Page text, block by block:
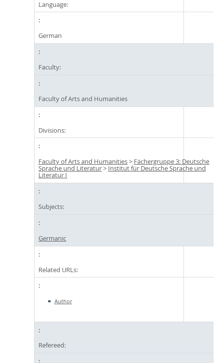
Language:
German
Faculty:
Faculty of Arts and Humanities
Divisions:
Faculty of Arts and Humanities> Fächergruppe 3: Deutsche
Sprache und Literatur> Institut für Deutsche Sprache und
Literatur I
Subjects:
Germanic
Related URLs:
Author
Refereed: